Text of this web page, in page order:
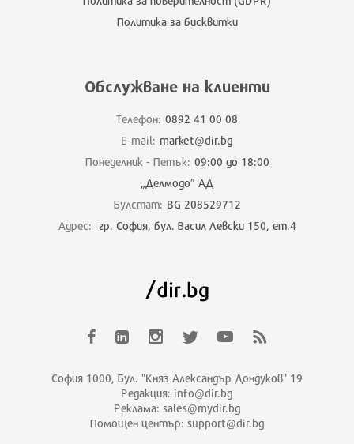
Политика за бисквитки
Обслужване на клиенти
Телефон: 0892 41 00 08
E-mail: market@dir.bg
Понеделник - Петък: 09:00 до 18:00
„Делмодо” АД
Булстат: BG 208529712
Адрес: гр. София, бул. Васил Левски 150, ет.4
София 1000, Бул. "Княз Александър Дондуков" 19
Редакция: info@dir.bg
Реклама: sales@mydir.bg
Помощен център: support@dir.bg